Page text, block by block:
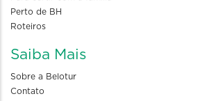
Perto de BH
Roteiros
Saiba Mais
Sobre a Belotur
Contato